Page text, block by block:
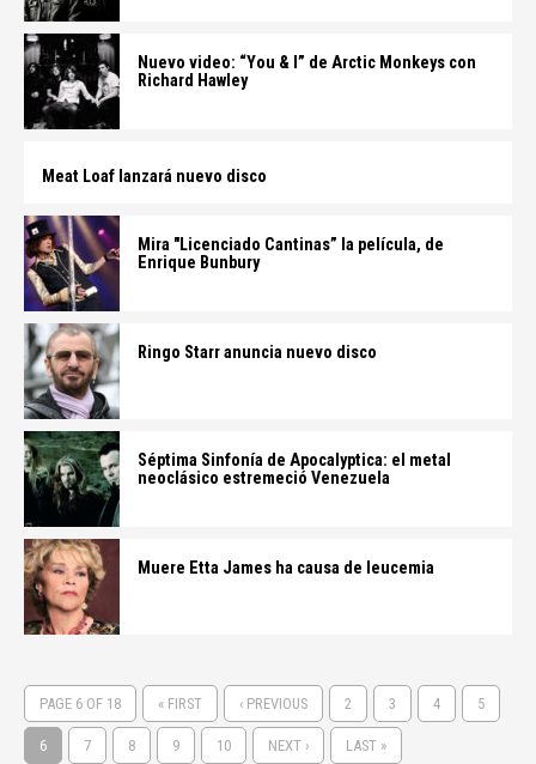
Nuevo video: “You & I” de Arctic Monkeys con
Richard Hawley
Meat Loaf lanzará nuevo disco
Mira "Licenciado Cantinas” la película, de
Enrique Bunbury
Ringo Starr anuncia nuevo disco
Séptima Sinfonía de Apocalyptica: el metal
neoclásico estremeció Venezuela
Muere Etta James ha causa de leucemia
PAGE 6 OF 18 « FIRST ‹ PREVIOUS 2 3 4 5
6 7 8 9 10 NEXT › LAST »